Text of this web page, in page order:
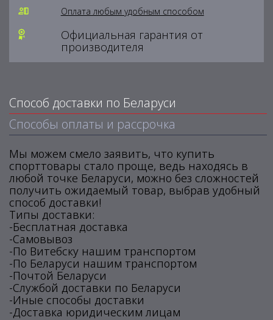
Оплата любым удобным способом
Официальная гарантия от
производителя
Способ доставки по Беларуси
Способы оплаты и рассрочка
Мы можем смело заявить, что купить
спорттовары стало проще, ведь находясь в
любой точке Беларуси, можно без сложностей
получить ожидаемый товар, выбрав удобный
способ доставки!
Типы доставки:
-Бесплатная доставка
-Самовывоз
-По Витебску нашим транспортом
-По Беларуси нашим транспортом
-Почтой Беларуси
-Службой доставки по Беларуси
-Иные способы доставки
-Доставка юридическим лицам